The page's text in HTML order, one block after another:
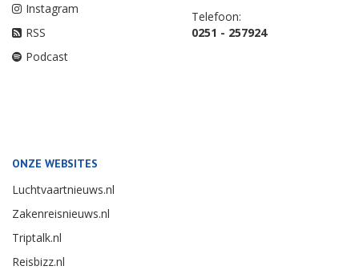
Instagram
RSS
Podcast
Telefoon:
0251 - 257924
ONZE WEBSITES
Luchtvaartnieuws.nl
Zakenreisnieuws.nl
Triptalk.nl
Reisbizz.nl